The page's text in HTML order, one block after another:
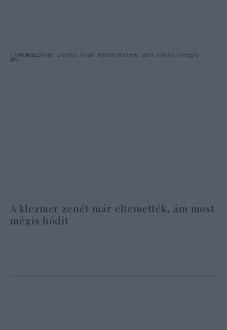
A klezmer zenét már eltemették, ám most
mégis hódít